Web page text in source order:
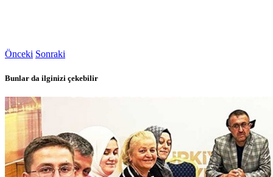
Önceki Sonraki
Bunlar da ilginizi çekebilir